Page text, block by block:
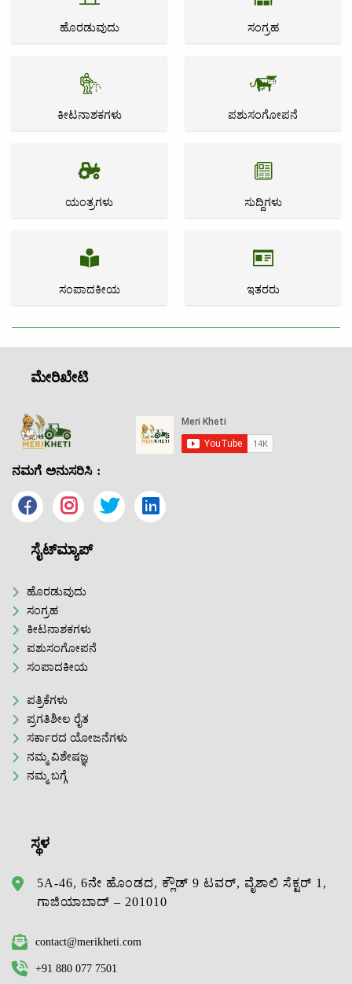
ಹೊರಡುವುದು ಸಂಗ್ರಹ
ಕೀಟನಾಶಕಗಳು ಪಶುಸಂಗೋಪನೆ
ಯಂತ್ರಗಳು ಸುದ್ದಿಗಳು
ಸಂಪಾದಕೀಯ ಇತರರು
ಮೇರಿಖೇಟಿ
ನಮಗೆ ಅನುಸರಿಸಿ :
ಸೈಟ್‌ಮ್ಯಾಪ್
ಹೊರಡುವುದು
ಸಂಗ್ರಹ
ಕೀಟನಾಶಕಗಳು
ಪಶುಸಂಗೋಪನೆ
ಸಂಪಾದಕೀಯ
ಪತ್ರಿಕೆಗಳು
ಪ್ರಗತಿಶೀಲ ರೈತ
ಸರ್ಕಾರದ ಯೋಜನೆಗಳು
ನಮ್ಮ ವಿಶೇಷಜ್ಞ
ನಮ್ಮ ಬಗ್ಗೆ
ಸ್ಥಳ
5A-46, 6ನೇ ಹೊಂಡದ, ಕ್ಲೌಡ್ 9 ಟವರ್, ವೈಶಾಲಿ ಸೆಕ್ಟರ್ 1,
ಗಾಜಿಯಾಬಾದ್ – 201010
contact@merikheti.com
+91 880 077 7501